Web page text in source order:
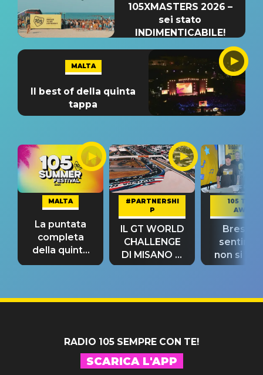
105XMASTERS 2026 –
sei stato
INDIMENTICABILE!
MALTA
Il best of della quinta
tappa
MALTA
La puntata
completa
della quinta
tappa
#PARTNERSHI
P
IL GT WORLD
CHALLENGE
DI MISANO si
riconferma
105 TAKE
AWAY
Bresh:
non si
fino alla
RADIO 105 SEMPRE CON TE!
SCARICA L'APP